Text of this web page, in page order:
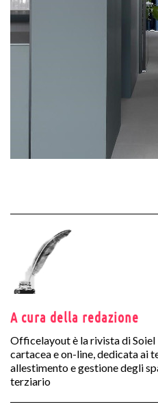
A cura della redazione
Officelayout è la rivista di
cartacea e on-line, dedicata ai
allestimento e gestione degli
terziario